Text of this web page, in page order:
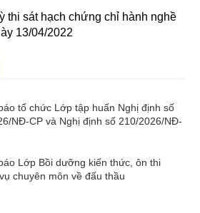
thi sát hạch chứng chỉ hành nghề
13/04/2022
tổ chức Lớp tập huấn Nghị định số
NĐ-CP và Nghị định số 210/2026/NĐ-
Lớp Bồi dưỡng kiến thức, ôn thi
chuyên môn về đấu thầu